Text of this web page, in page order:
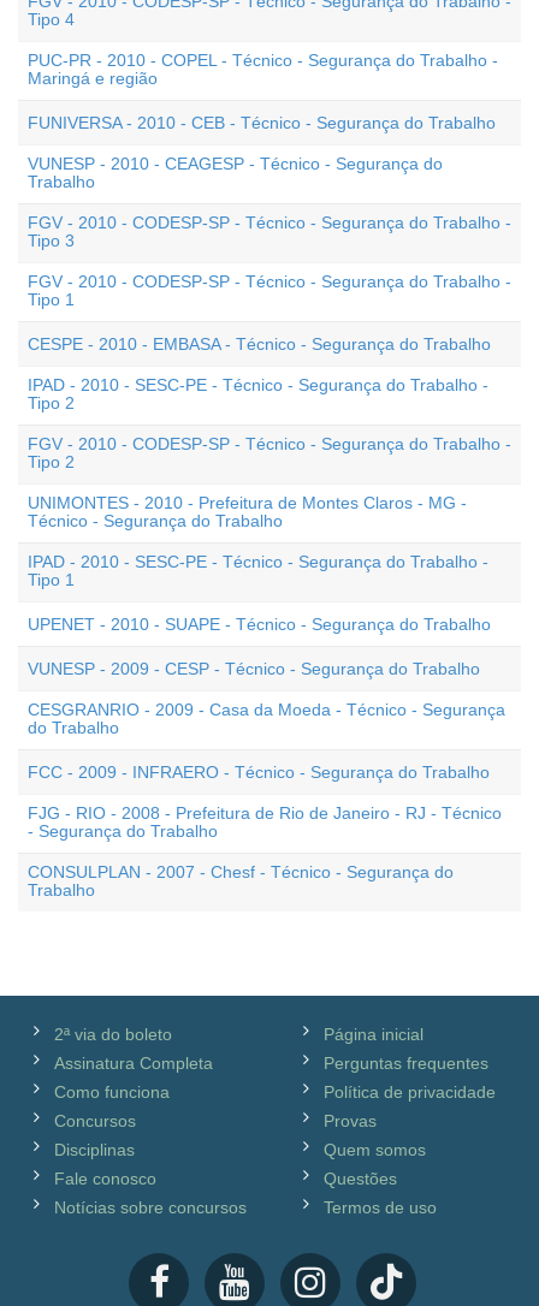
Tipo 4
PUC-PR - 2010 - COPEL - Técnico - Segurança do Trabalho -
Maringá e região
FUNIVERSA - 2010 - CEB - Técnico - Segurança do Trabalho
VUNESP - 2010 - CEAGESP - Técnico - Segurança do
Trabalho
FGV - 2010 - CODESP-SP - Técnico - Segurança do Trabalho -
Tipo 3
FGV - 2010 - CODESP-SP - Técnico - Segurança do Trabalho -
Tipo 1
CESPE - 2010 - EMBASA - Técnico - Segurança do Trabalho
IPAD - 2010 - SESC-PE - Técnico - Segurança do Trabalho -
Tipo 2
FGV - 2010 - CODESP-SP - Técnico - Segurança do Trabalho -
Tipo 2
UNIMONTES - 2010 - Prefeitura de Montes Claros - MG -
Técnico - Segurança do Trabalho
IPAD - 2010 - SESC-PE - Técnico - Segurança do Trabalho -
Tipo 1
UPENET - 2010 - SUAPE - Técnico - Segurança do Trabalho
VUNESP - 2009 - CESP - Técnico - Segurança do Trabalho
CESGRANRIO - 2009 - Casa da Moeda - Técnico - Segurança
do Trabalho
FCC - 2009 - INFRAERO - Técnico - Segurança do Trabalho
FJG - RIO - 2008 - Prefeitura de Rio de Janeiro - RJ - Técnico
- Segurança do Trabalho
CONSULPLAN - 2007 - Chesf - Técnico - Segurança do
Trabalho
2ª via do boleto
Assinatura Completa
Como funciona
Concursos
Disciplinas
Fale conosco
Notícias sobre concursos
Página inicial
Perguntas frequentes
Política de privacidade
Provas
Quem somos
Questões
Termos de uso